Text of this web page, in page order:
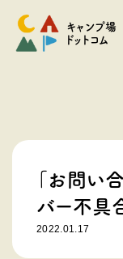
キャンプ場
ドットコム
「お問い
バー不具
2022.01.17